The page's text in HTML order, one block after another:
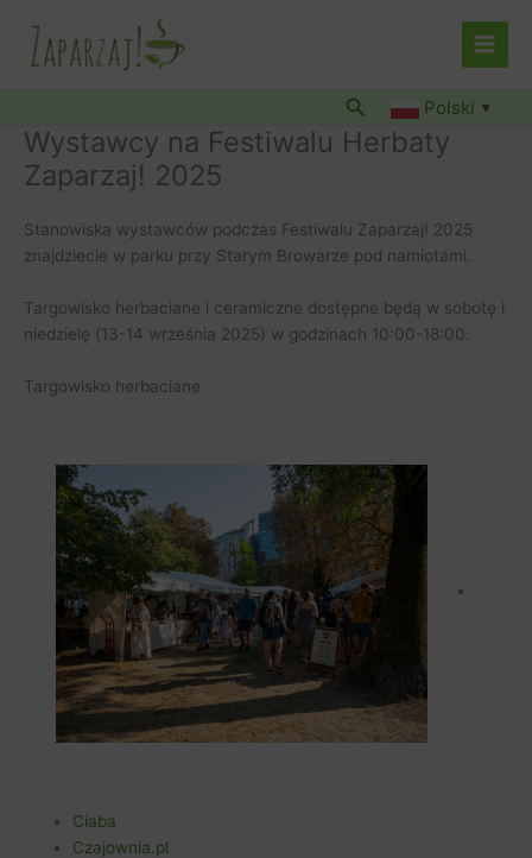
treści
Szukaj Polski ▼
Wystawcy na Festiwalu Herbaty
Zaparzaj! 2025
Stanowiska wystawców podczas Festiwalu Zaparzaj! 2025
znajdziecie w parku przy Starym Browarze pod namiotami.
Targowisko herbaciane i ceramiczne dostępne będą w sobotę i
niedzielę (13-14 września 2025) w godzinach 10:00-18:00.
Targowisko herbaciane
Ciaba
Czajownia.pl